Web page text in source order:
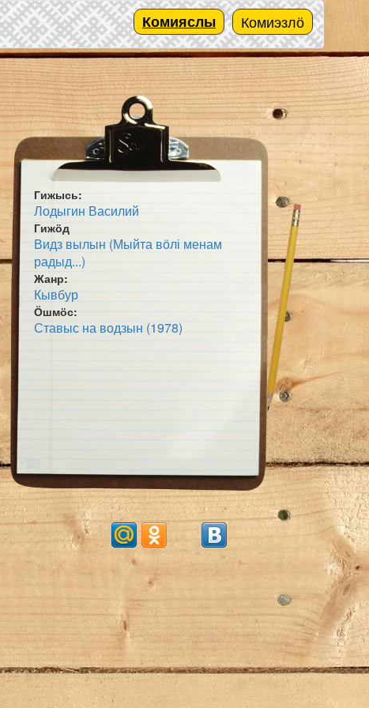
Комиэзлӧ
Комияслы
Гижысь:
Лодыгин Василий
Гижӧд
Видз вылын (Мыйта вӧлі менам
радыд...)
Жанр:
Кывбур
Ӧшмӧс:
Ставыс на водзын (1978)